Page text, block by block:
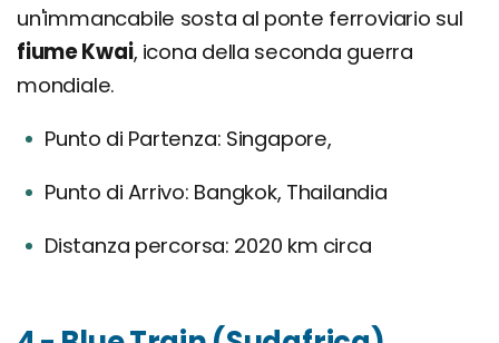
un'immancabile sosta al ponte ferroviario sul
fiume Kwai, icona della seconda guerra
mondiale.
Punto di Partenza: Singapore,
Punto di Arrivo: Bangkok, Thailandia
Distanza percorsa: 2020 km circa